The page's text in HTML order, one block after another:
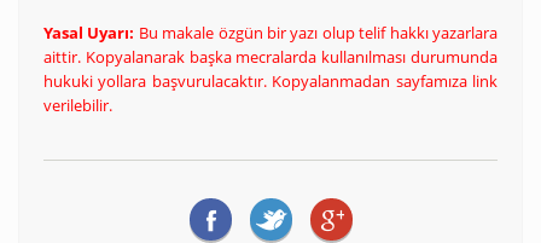
Yasal Uyarı: Bu makale özgün bir yazı olup telif hakkı yazarlara
aittir. Kopyalanarak başka mecralarda kullanılması durumunda
hukuki yollara başvurulacaktır. Kopyalanmadan sayfamıza link
verilebilir.